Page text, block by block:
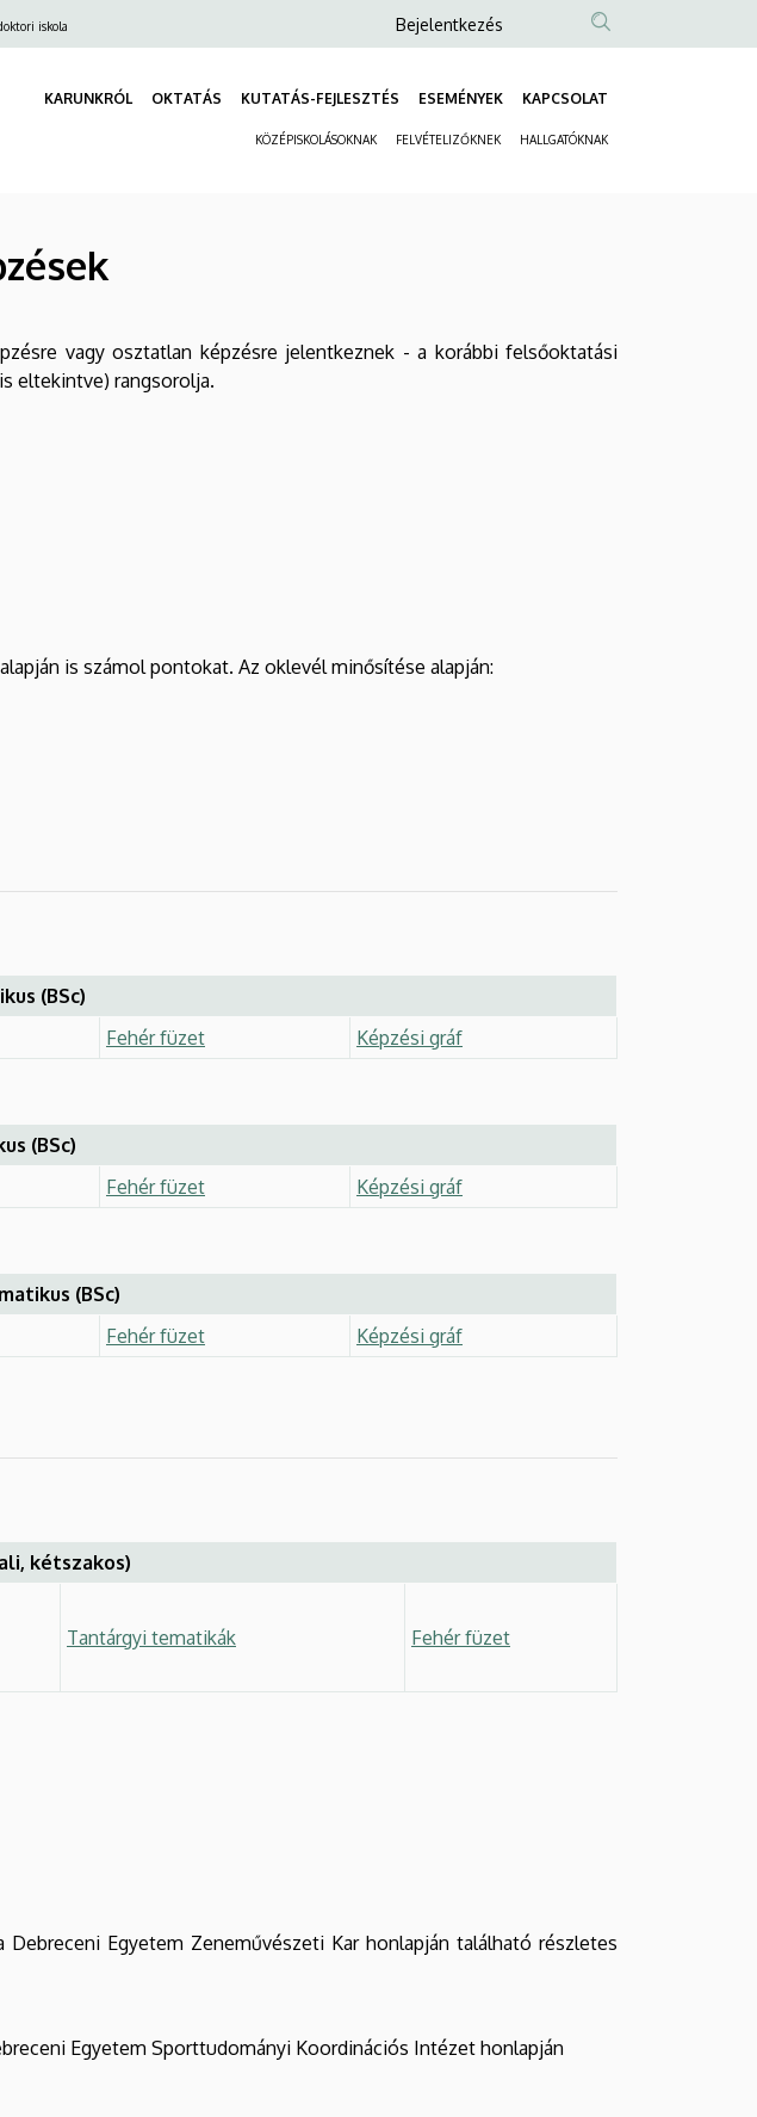
iskola
Anonim
fiók
menüje
Bejelentkezés
KARUNKRÓL OKTATÁS KUTATÁS-FEJLESZTÉS ESEMÉNYEK KAPCSOLAT
KÖZÉPISKOLÁSOKNAK FELVÉTELIZŐKNEK HALLGATÓKNAK
vagy osztatlan képzésre jelentkeznek - a korábbi felsőoktatási
eltekintve) rangsorolja.
is számol pontokat. Az oklevél minősítése alapján:
(BSc)
Fehér füzet Képzési gráf
(BSc)
Fehér füzet Képzési gráf
(BSc)
Fehér füzet Képzési gráf
kétszakos)
Tantárgyi tematikák Fehér füzet
Egyetem Zeneművészeti Kar honlapján található részletes
Egyetem Sporttudományi Koordinációs Intézet honlapján